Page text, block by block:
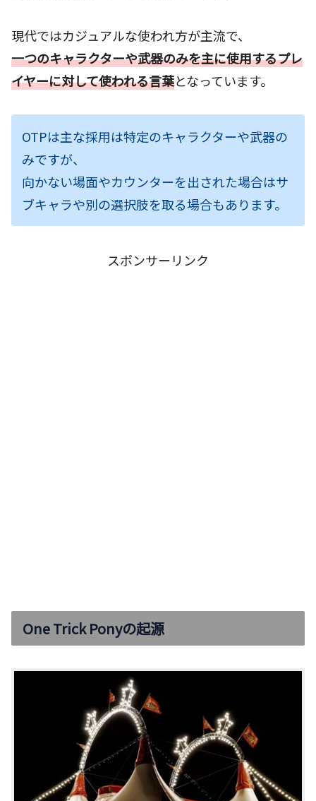
現代ではカジュアルな使われ方が主流で、
一つのキャラクターや武器のみを主に使用するプレ
イヤーに対して使われる言葉となっています。
OTPは主な採用は特定のキャラクターや武器の
みですが、
向かない場面やカウンターを出された場合はサ
ブキャラや別の選択肢を取る場合もあります。
スポンサーリンク
One Trick Ponyの起源